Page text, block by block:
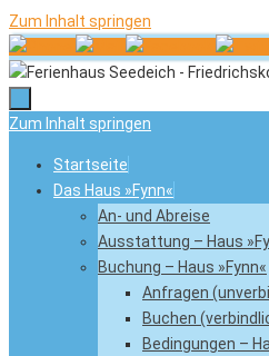
Zum Inhalt springen
Zum Inhalt springen
Startseite
Das Haus »Fynn«
An- und Abreise
Ausstattung – Haus
Buchung – Haus »Fynn«
Anfragen
Buchen
Bedingungen –